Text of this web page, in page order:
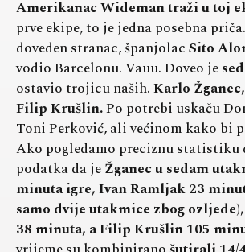
Amerikanac Wideman traži u toj
prve ekipe, to je jedna posebna
doveden stranac, španjolacSito
vodio Barcelonu. Vauu. Doveo je
ostavio trojicu naših.Karlo
Filip Krušlin.Po potrebi uskaču
Toni Perković, ali većinom kako bi
Ako pogledamo preciznu statistiku
podatka da jeŽganec u sedam
minuta igre, Ivan Ramljak 23
samo dvije utakmice zbog
38 minuta, a Filip Krušlin 105